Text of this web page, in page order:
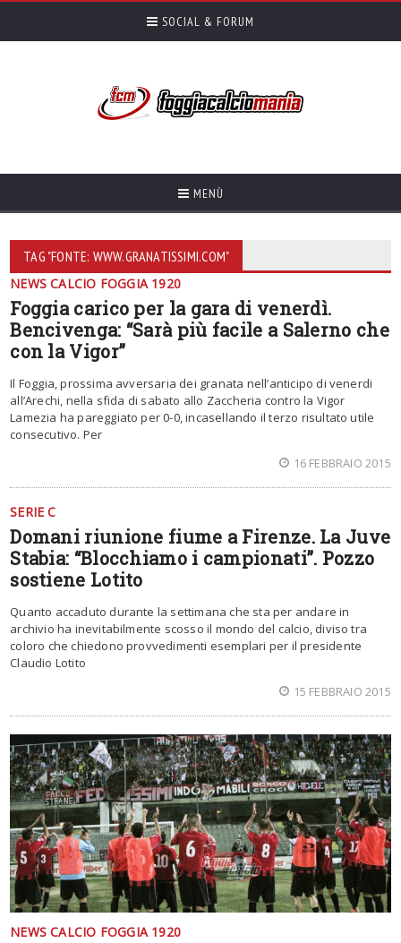
SOCIAL & FORUM
MENÙ
TAG "FONTE: WWW.GRANATISSIMI.COM"
NEWS CALCIO FOGGIA 1920
Foggia carico per la gara di venerdì.
Bencivenga: “Sarà più facile a Salerno che
con la Vigor”
Il Foggia, prossima avversaria dei granata nell’anticipo di venerdi
all’Arechi, nella sfida di sabato allo Zaccheria contro la Vigor
Lamezia ha pareggiato per 0-0, incasellando il terzo risultato utile
consecutivo. Per
16 FEBBRAIO 2015
SERIE C
Domani riunione fiume a Firenze. La Juve
Stabia: “Blocchiamo i campionati”. Pozzo
sostiene Lotito
Quanto accaduto durante la settimana che sta per andare in
archivio ha inevitabilmente scosso il mondo del calcio, diviso tra
coloro che chiedono provvedimenti esemplari per il presidente
Claudio Lotito
15 FEBBRAIO 2015
NEWS CALCIO FOGGIA 1920